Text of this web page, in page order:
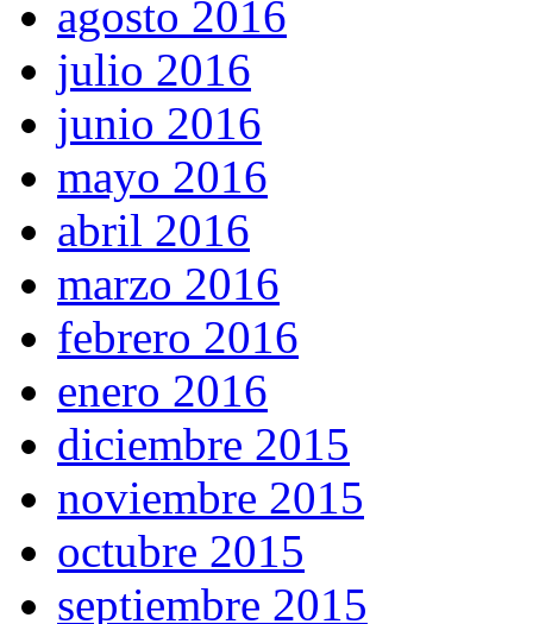
agosto 2016
julio 2016
junio 2016
mayo 2016
abril 2016
marzo 2016
febrero 2016
enero 2016
diciembre 2015
noviembre 2015
octubre 2015
septiembre 2015